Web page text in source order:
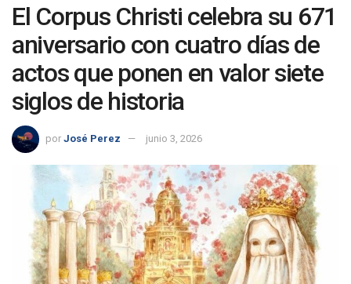
El Corpus Christi celebra su 671
aniversario con cuatro días de
actos que ponen en valor siete
siglos de historia
por José Perez junio 3, 2026